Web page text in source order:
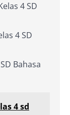
4 SD
4 SD
Bahasa
4 sd